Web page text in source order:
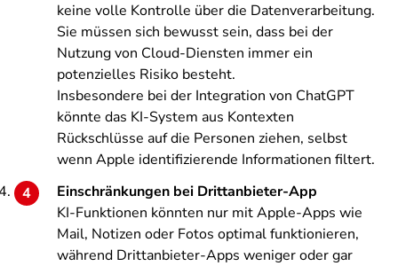
keine volle Kontrolle über die Datenverarbeitung.
Sie müssen sich bewusst sein, dass bei der
Nutzung von Cloud-Diensten immer ein
potenzielles Risiko besteht.
Insbesondere bei der Integration von ChatGPT
könnte das KI-System aus Kontexten
Rückschlüsse auf die Personen ziehen, selbst
wenn Apple identifizierende Informationen filtert.
Einschränkungen bei Drittanbieter-App
KI-Funktionen könnten nur mit Apple-Apps wie
Mail, Notizen oder Fotos optimal funktionieren,
während Drittanbieter-Apps weniger oder gar